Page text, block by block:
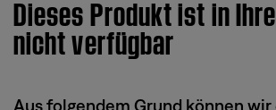
Dieses Produkt ist in
nicht verfügbar
Aus folgendem Grund können